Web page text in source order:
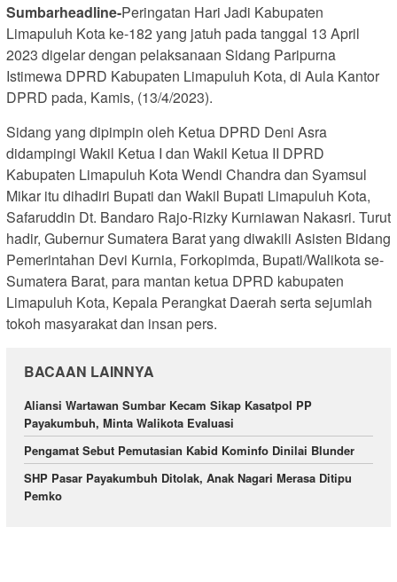
Sumbarheadline-Peringatan Hari Jadi Kabupaten
Limapuluh Kota ke-182 yang jatuh pada tanggal 13 April
2023 digelar dengan pelaksanaan Sidang Paripurna
Istimewa DPRD Kabupaten Limapuluh Kota, di Aula Kantor
DPRD pada, Kamis, (13/4/2023).
Sidang yang dipimpin oleh Ketua DPRD Deni Asra
didampingi Wakil Ketua I dan Wakil Ketua II DPRD
Kabupaten Limapuluh Kota Wendi Chandra dan Syamsul
Mikar itu dihadiri Bupati dan Wakil Bupati Limapuluh Kota,
Safaruddin Dt. Bandaro Rajo-Rizky Kurniawan Nakasri. Turut
hadir, Gubernur Sumatera Barat yang diwakili Asisten Bidang
Pemerintahan Devi Kurnia, Forkopimda, Bupati/Walikota se-
Sumatera Barat, para mantan ketua DPRD kabupaten
Limapuluh Kota, Kepala Perangkat Daerah serta sejumlah
tokoh masyarakat dan insan pers.
BACAAN LAINNYA
Aliansi Wartawan Sumbar Kecam Sikap Kasatpol PP
Payakumbuh, Minta Walikota Evaluasi
Pengamat Sebut Pemutasian Kabid Kominfo Dinilai Blunder
SHP Pasar Payakumbuh Ditolak, Anak Nagari Merasa Ditipu
Pemko